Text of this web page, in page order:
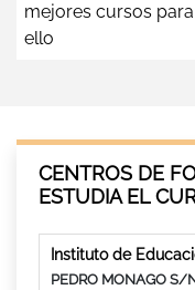
mejores cursos para
ello
CENTROS DE
ESTUDIA EL
Instituto de
PEDRO MONAGO S/